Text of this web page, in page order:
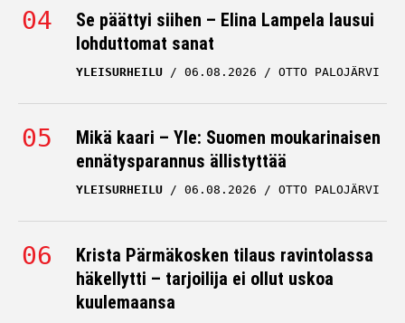
Se päättyi siihen – Elina Lampela lausui
lohduttomat sanat
YLEISURHEILU 06.08.2026 OTTO PALOJÄRVI
Mikä kaari – Yle: Suomen moukarinaisen
ennätysparannus ällistyttää
YLEISURHEILU 06.08.2026 OTTO PALOJÄRVI
Krista Pärmäkosken tilaus ravintolassa
häkellytti – tarjoilija ei ollut uskoa
kuulemaansa